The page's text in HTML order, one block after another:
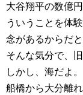
大谷翔平の数億
ういうことを体
念があるからだと
そんな気分で、
しかし、海だよ。
船橋から大分離